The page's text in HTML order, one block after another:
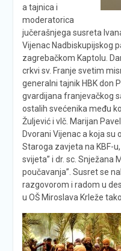
a tajnica i
moderatorica
jučerašnjega susreta
Vijenac Nadbiskupijskog
zagrebačkom Kaptolu.
crkvi sv. Franje svetim
generalni tajnik HBK don
gvardijana franjevačkog
ostalih svećenika među
Žuljević i vlč. Marijan
Dvorani Vijenac a koja
Staroga zavjeta na KBF-
svijeta” i dr. sc. Snježana
poučavanja”. Susret se
razgovorom i radom u
u OŠ Miroslava Krleže